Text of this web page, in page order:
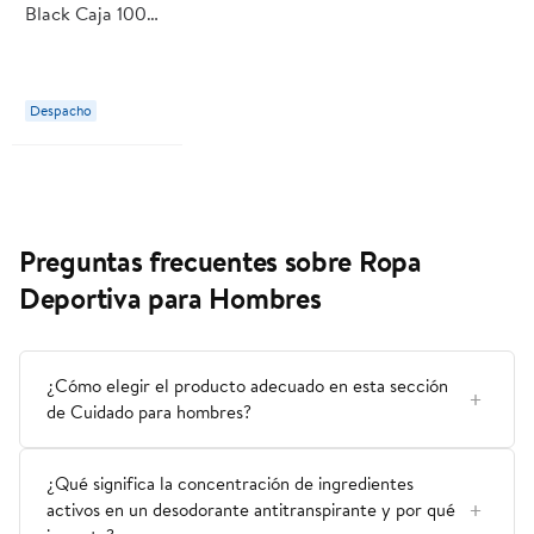
Black Caja 100
Despacho
Preguntas frecuentes sobre Ropa
Deportiva para Hombres
¿Cómo elegir el producto adecuado en esta sección
de Cuidado para hombres?
¿Qué significa la concentración de ingredientes
activos en un desodorante antitranspirante y por qué